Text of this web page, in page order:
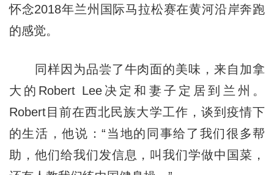
怀念2018年兰州国际马拉松赛在黄河沿岸奔跑
的感觉。
同样因为品尝了牛肉面的美味，来自加拿
大的Robert Lee决定和妻子定居到兰州。
Robert目前在西北民族大学工作，谈到疫情下
的生活，他说：“当地的同事给了我们很多帮
助，他们给我们发信息，叫我们学做中国菜，